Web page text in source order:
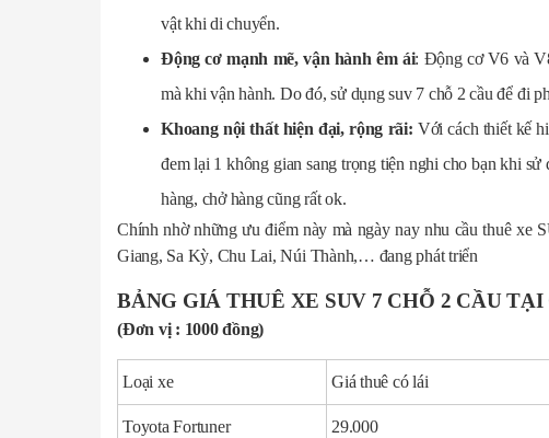
vật khi di chuyển.
Động cơ mạnh mẽ, vận hành êm ái: Động cơ V6 và
mà khi vận hành. Do đó, sử dụng suv 7 chỗ 2 cầu để đi
Khoang nội thất hiện đại, rộng rãi: Với cách thiết kế
đem lại 1 không gian sang trọng tiện nghi cho bạn khi
hàng, chở hàng cũng rất ok.
Chính nhờ những ưu điểm này mà ngày nay nhu cầu thuê
Giang, Sa Kỳ, Chu Lai, Núi Thành,… đang phát triển
BẢNG GIÁ THUÊ XE SUV 7 CHỖ 2 CẦU
(Đơn vị : 1000 đồng)
Loại xe Giá thuê có lái
Toyota Fortuner 29.000